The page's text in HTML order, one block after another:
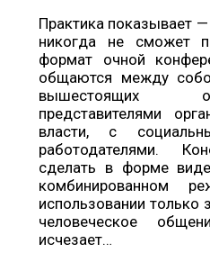
Практика показывает
никогда не сможет
формат очной
общаются между
вышестоящих
представителями
власти, с
работодателями.
сделать в форме
комбинированном
использовании только
человеческое
исчезает…